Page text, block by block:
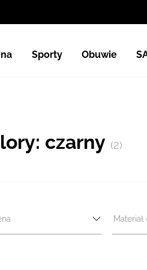
Sporty Obuwie
czarny (2)